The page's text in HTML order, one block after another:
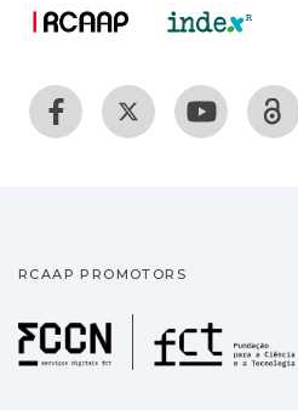
RCAAP PROMOTORS